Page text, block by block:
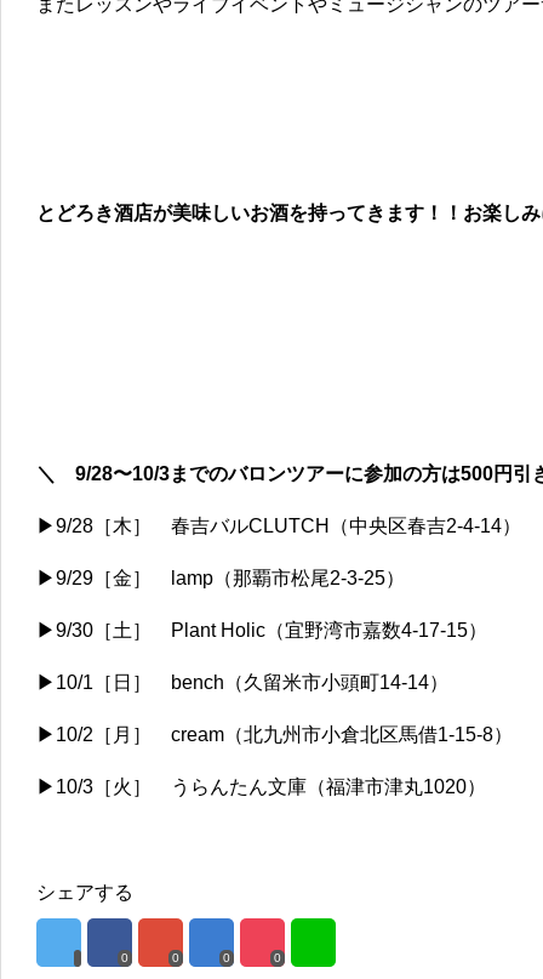
またレッスンやライブイベントやミュージシャンのツア
とどろき酒店が美味しいお酒を持ってきます！！お楽し
＼ 9/28〜10/3までのバロンツアーに参加の方は500円
▶9/28［木］ 春吉バルCLUTCH（中央区春吉2-4-14）
▶9/29［金］ lamp（那覇市松尾2-3-25）
▶9/30［土］ Plant Holic（宜野湾市嘉数4-17-15）
▶10/1［日］ bench（久留米市小頭町14-14）
▶10/2［月］ cream（北九州市小倉北区馬借1-15-8）
▶10/3［火］ うらんたん文庫（福津市津丸1020）
シェアする
0 0 0 0